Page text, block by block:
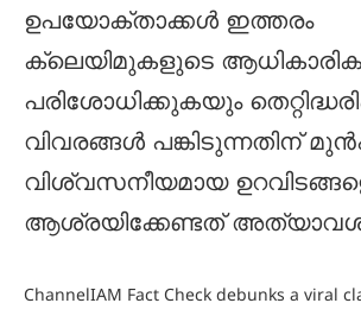
ഉപയോക്താക്കൾ ഇത്തരം
ക്ലെയിമുകളുടെ
പരിശോധിക്കുകയും
വിവരങ്ങൾ പങ്കിടുന്നതിന്
വിശ്വസനീയമായ
ആശ്രയിക്കേണ്ടത്
ChannelIAM Fact Check debunks a viral